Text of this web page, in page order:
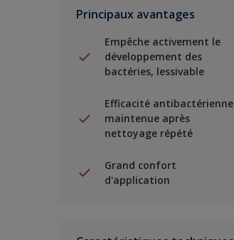
Principaux avantages
Empêche activement le
développement des
bactéries, lessivable
Efficacité antibactérienne
maintenue après
nettoyage répété
Grand confort
d'application